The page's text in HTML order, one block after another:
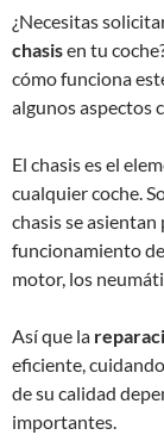
¿Necesitas
chasisen tu
cómo funciona
algunos aspectos
El chasis es el
cualquier coche.
chasis se
funcionamiento
motor, los
Así que la
eficiente,
de su calidad
importantes.